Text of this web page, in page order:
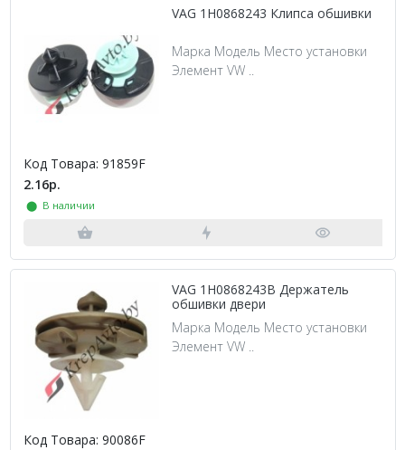
VAG 1H0868243 Клипса обшивки
Марка Модель Место установки
Элемент VW ..
Код Товара: 91859F
2.16р.
⬤ В наличии
VAG 1H0868243B Держатель
обшивки двери
Марка Модель Место установки
Элемент VW ..
Код Товара: 90086F